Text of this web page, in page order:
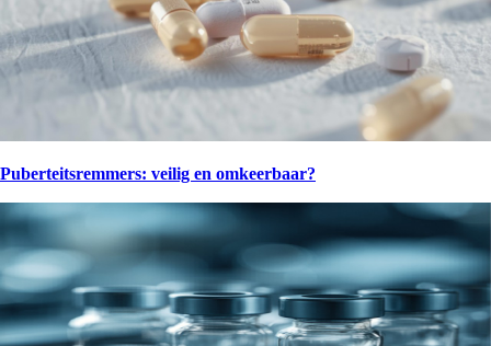
Puberteitsremmers: veilig en omkeerbaar?